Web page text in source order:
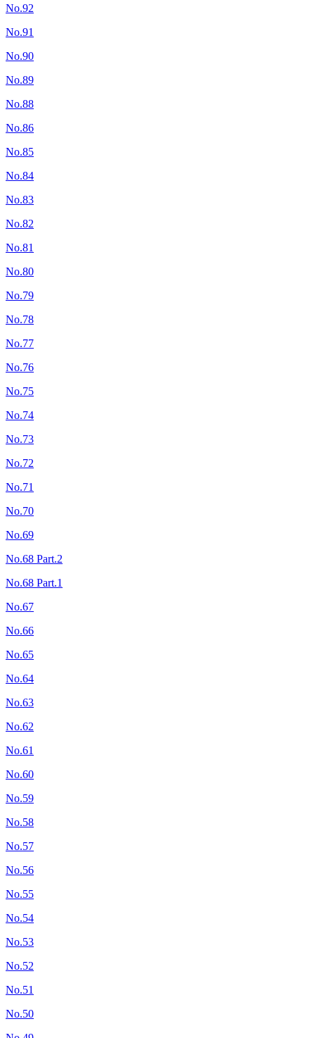
No.92
No.91
No.90
No.89
No.88
No.86
No.85
No.84
No.83
No.82
No.81
No.80
No.79
No.78
No.77
No.76
No.75
No.74
No.73
No.72
No.71
No.70
No.69
No.68 Part.2
No.68 Part.1
No.67
No.66
No.65
No.64
No.63
No.62
No.61
No.60
No.59
No.58
No.57
No.56
No.55
No.54
No.53
No.52
No.51
No.50